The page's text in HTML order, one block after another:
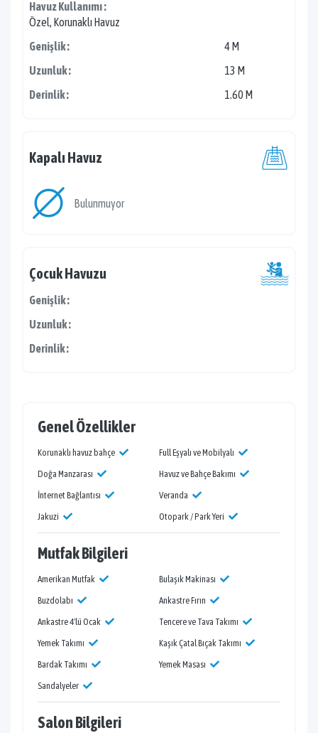
Havuz Kullanımı :
Özel, Korunaklı Havuz
Genişlik :
4 M
Uzunluk :
13 M
Derinlik :
1.60 M
Kapalı Havuz
Bulunmuyor
Çocuk Havuzu
Genişlik :
Uzunluk :
Derinlik :
Genel Özellikler
Korunaklı havuz bahçe
Full Eşyalı ve Mobilyalı
Doğa Manzarası
Havuz ve Bahçe Bakımı
İnternet Bağlantısı
Veranda
Jakuzi
Otopark / Park Yeri
Mutfak Bilgileri
Amerikan Mutfak
Bulaşık Makinası
Buzdolabı
Ankastre Fırın
Ankastre 4'lü Ocak
Tencere ve Tava Takımı
Yemek Takımı
Kaşık Çatal Bıçak Takımı
Bardak Takımı
Yemek Masası
Sandalyeler
Salon Bilgileri